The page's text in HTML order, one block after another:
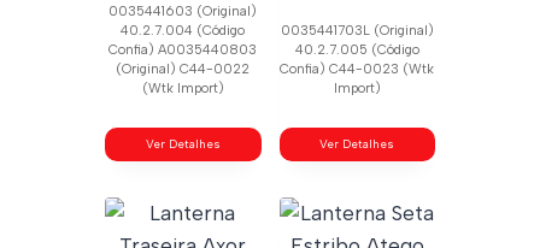
0035441603 (Original)
40.2.7.004 (Código
Confia) A0035440803
(Original) C44-0022
(Wtk Import)
Ver Detalhes
0035441703L (Original)
40.2.7.005 (Código
Confia) C44-0023 (Wtk
Import)
Ver Detalhes